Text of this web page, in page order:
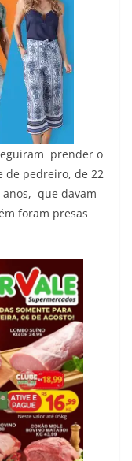
prender o
de pedreiro, de 22
anos, que davam
foram presas